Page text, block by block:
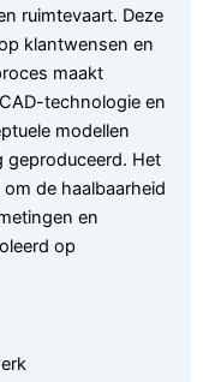
ruimtevaart. Deze
klantwensen en
maakt
technologie en
modellen
geproduceerd. Het
de haalbaarheid
en
op